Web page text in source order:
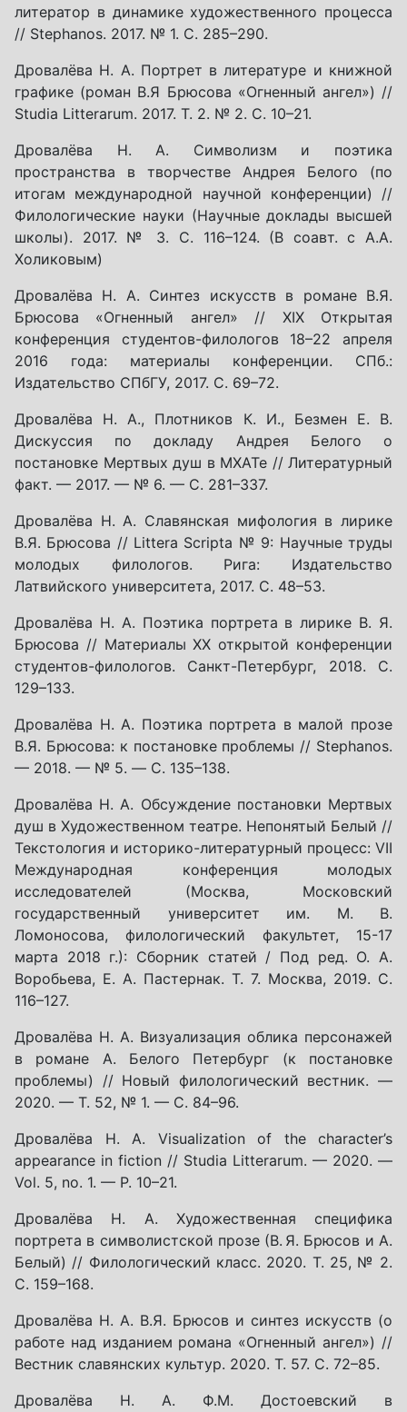
литератор в динамике художественного процесса
// Stephanos. 2017. № 1. С. 285–290.
Дровалёва Н. А. Портрет в литературе и книжной
графике (роман В.Я Брюсова «Огненный ангел») //
Studia Litterarum. 2017. Т. 2. № 2. С. 10–21.
Дровалёва Н. А. Символизм и поэтика
пространства в творчестве Андрея Белого (по
итогам международной научной конференции) //
Филологические науки (Научные доклады высшей
школы). 2017. № 3. С. 116–124. (В соавт. с А.А.
Холиковым)
Дровалёва Н. А. Синтез искусств в романе В.Я.
Брюсова «Огненный ангел» // XIX Открытая
конференция студентов-филологов 18–22 апреля
2016 года: материалы конференции. СПб.:
Издательство СПбГУ, 2017. С. 69–72.
Дровалёва Н. А., Плотников К. И., Безмен Е. В.
Дискуссия по докладу Андрея Белого о
постановке Мертвых душ в МХАТе // Литературный
факт. — 2017. — № 6. — С. 281–337.
Дровалёва Н. А. Славянская мифология в лирике
В.Я. Брюсова // Littera Scripta № 9: Научные труды
молодых филологов. Рига: Издательство
Латвийского университета, 2017. С. 48–53.
Дровалёва Н. А. Поэтика портрета в лирике В. Я.
Брюсова // Материалы XX открытой конференции
студентов-филологов. Санкт-Петербург, 2018. С.
129–133.
Дровалёва Н. А. Поэтика портрета в малой прозе
В.Я. Брюсова: к постановке проблемы // Stephanos.
— 2018. — № 5. — С. 135–138.
Дровалёва Н. А. Обсуждение постановки Мертвых
душ в Художественном театре. Непонятый Белый //
Текстология и историко-литературный процесс: VII
Международная конференция молодых
исследователей (Москва, Московский
государственный университет им. М. В.
Ломоносова, филологический факультет, 15-17
марта 2018 г.): Сборник статей / Под ред. О. А.
Воробьева, Е. А. Пастернак. Т. 7. Москва, 2019. С.
116–127.
Дровалёва Н. А. Визуализация облика персонажей
в романе А. Белого Петербург (к постановке
проблемы) // Новый филологический вестник. —
2020. — Т. 52, № 1. — С. 84–96.
Дровалёва Н. А. Visualization of the character’s
appearance in fiction // Studia Litterarum. — 2020. —
Vol. 5, no. 1. — P. 10–21.
Дровалёва Н. А. Художественная специфика
портрета в символистской прозе (В. Я. Брюсов и А.
Белый) // Филологический класс. 2020. Т. 25, № 2.
С. 159–168.
Дровалёва Н. А. В.Я. Брюсов и синтез искусств (о
работе над изданием романа «Огненный ангел») //
Вестник славянских культур. 2020. Т. 57. С. 72–85.
Дровалёва Н. А. Ф.М. Достоевский в